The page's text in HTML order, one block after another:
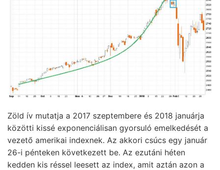
Zöld ív mutatja a 2017 szeptembere és 2018 januárja
közötti kissé exponenciálisan gyorsuló emelkedését a
vezető amerikai indexnek. Az akkori csúcs egy január
26-i pénteken következett be. Az ezutáni héten
kedden kis réssel leesett az index, amit aztán azon a